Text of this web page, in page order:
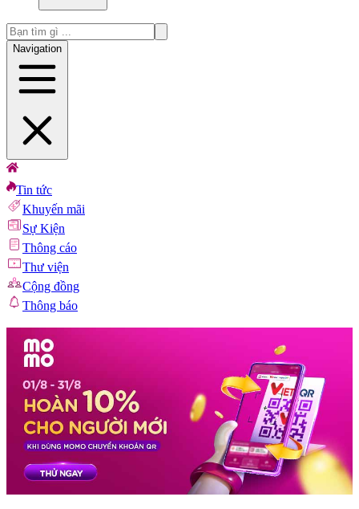
Navigation
Tin tức
Khuyến mãi
Sự Kiện
Thông cáo
Thư viện
Cộng đồng
Thông báo